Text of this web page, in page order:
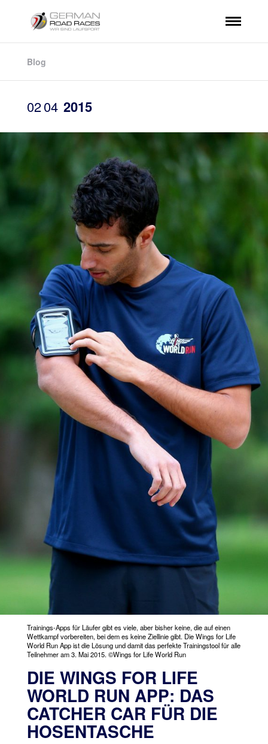
Blog
0204 2015
Trainings-Apps für Läufer gibt es viele, aber bisher keine, die auf einen
Wettkampf vorbereiten, bei dem es keine Ziellinie gibt. Die Wings for Life
World Run App ist die Lösung und damit das perfekte Trainingstool für alle
Teilnehmer am 3. Mai 2015. ©Wings for Life World Run
DIE WINGS FOR LIFE
WORLD RUN APP: DAS
CATCHER CAR FÜR DIE
HOSENTASCHE